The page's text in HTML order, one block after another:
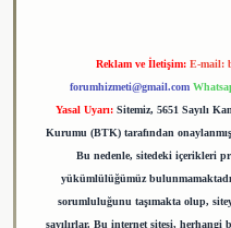
Reklam ve İletişim: E-mail:
forumhizmeti@gmail.com
Yasal Uyarı: Sitemiz, 5651 Sayılı
Kurumu (BTK) tarafından
Bu nedenle, sitedeki içerikleri
yükümlülüğümüz
sorumluluğunu taşımakta olup,
sayılırlar. Bu internet sitesi,